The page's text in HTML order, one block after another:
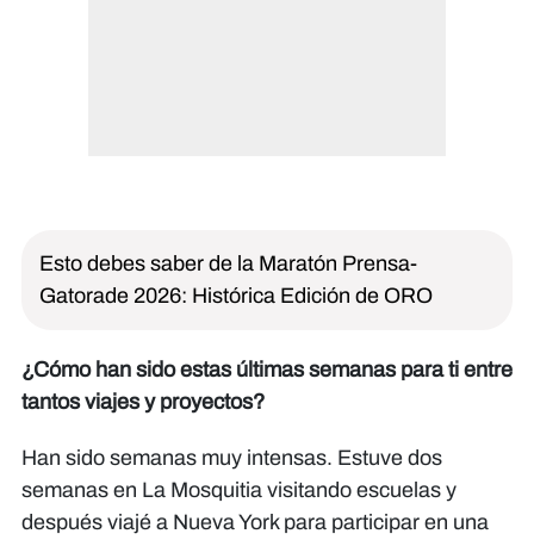
Esto debes saber de la Maratón Prensa-
Gatorade 2026: Histórica Edición de ORO
¿Cómo han sido estas últimas semanas para ti entre
tantos viajes y proyectos?
Han sido semanas muy intensas. Estuve dos
semanas en La Mosquitia visitando escuelas y
después viajé a Nueva York para participar en una